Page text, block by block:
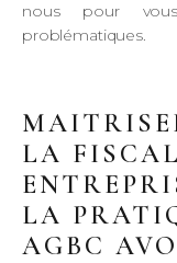
nous pour
problématiques.
LA
LA
AGBC